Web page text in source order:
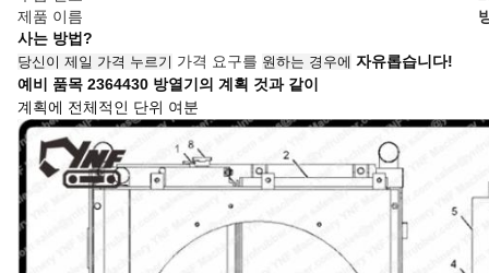
제품 이름
사는 방법?
당신이 제일 가격 누르기 가격 요구를 원하는 경우에 자유롭습니다!
예비 품목 2364430 방열기 의 계획 것과 같이
계획에 전체적인 단위 여분